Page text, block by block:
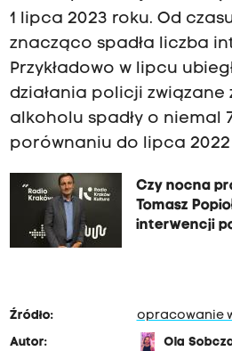
1 lipca 2023 roku. Od
znacząco spadła liczba
Przykładowo w lipcu
działania policji związane
alkoholu spadły o niemal
porównaniu do lipca 2022
Czy nocna
Tomasz
interwencji
Źródło:
opracowanie
Autor:
Ola